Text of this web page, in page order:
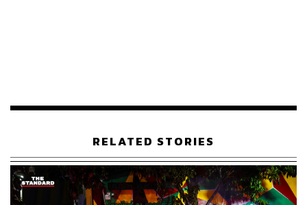
สองสายหลัก คือ วิภาวดีรังสิต และ พหลโยธิน ปัจจุบันมี
สีน้ำเงินมีผู้โดยสาร 15,600 คนต่อวัน และ BTS สายสีเขียวมี
ผู้โดยสาร 35,100 คนต่อวัน และในอนาคตหลังศูนย์เปิดคาด
ว่าจะมีผู้ใช้บริการเพิ่มขึ้นอีก 30%
RELATED STORIES